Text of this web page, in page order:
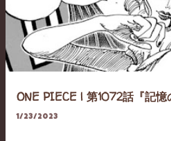
ONE PIECE | 第1072話『記憶
1/23/2023